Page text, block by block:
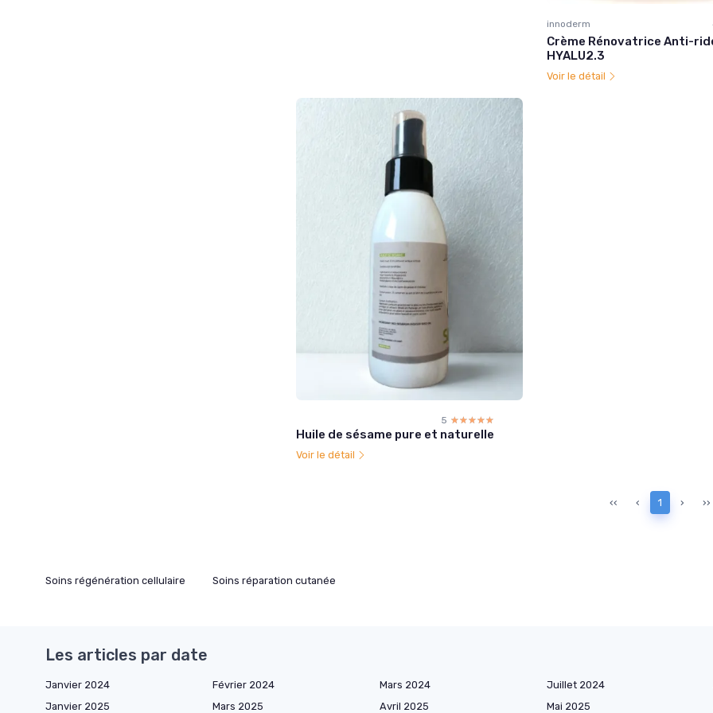
innoderm
Crème Rénovatrice Anti-
HYALU2.3
Voir le détail
5 ☆☆☆☆☆
★★★★★
Huile de sésame pure et naturelle
Voir le détail
‹‹ ‹ 1 › ››
Soins régénération cellulaire Soins réparation cutanée
Les articles par date
Janvier 2024 Février 2024 Mars 2024 Juillet 2024
Janvier 2025
Mars 2025 Avril 2025 Mai 2025